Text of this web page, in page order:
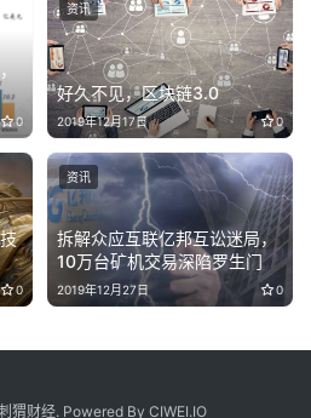
0
好久不见，区块链3.0
2019年12月17日 0
资讯
0
拆解众应互联亿邦互讼迷局，
10万台矿机交易深陷罗生门
2019年12月27日 0
资讯
猬财经. Powered By CIWEI.IO